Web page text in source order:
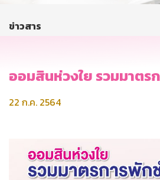
ข่าวสาร
ออมสินห่วงใย รวมมาตร
22 ก.ค. 2564